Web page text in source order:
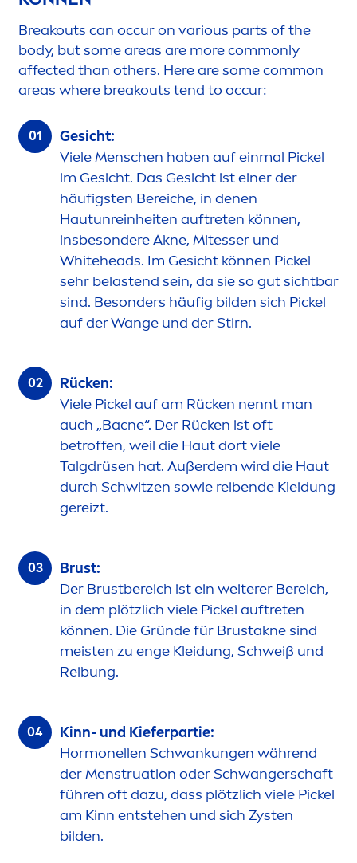
Breakouts can occur on various parts of the
body, but some areas are more commonly
affected than others. Here are some common
areas where breakouts tend to occur:
Gesicht:
VieleMenschen haben auf einmal Pickel
im Gesicht. Das Gesicht ist einer der
häufigsten Bereiche, in denen
Hautunreinheiten auftreten können,
insbesondere Akne, Mitesser und
Whiteheads. Im Gesicht können Pickel
sehr belastend sein, da sie so gut sichtbar
sind. Besonders häufig bilden sich Pickel
auf der Wange und der Stirn.
Rücken:
Viele Pickel auf am Rücken nennt man
auch „Bacne“. Der Rücken ist oft
betroffen, weil die Haut dort viele
Talgdrüsen hat. Außerdem wird die Haut
durch Schwitzen sowie reibende Kleidung
gereizt.
Brust:
Der Brustbereich ist ein weiterer Bereich,
in dem plötzlich viele Pickel auftreten
können. Die Gründe für Brustakne sind
meisten zu enge Kleidung, Schweiß und
Reibung.
Kinn- und Kieferpartie:
Hormonellen Schwankungen während
derMenstruation oder Schwangerschaft
führen oft dazu, dass plötzlich viele Pickel
am Kinn entstehen und sich Zysten
bilden.